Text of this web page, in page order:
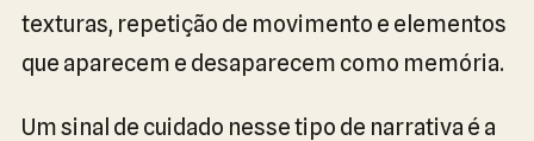
texturas, repetição de movimento e elementos
que aparecem e desaparecem como memória.
Um sinal de cuidado nesse tipo de narrativa é a